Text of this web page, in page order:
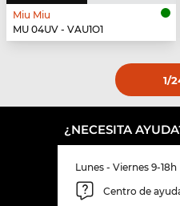
Miu Miu
MU 04UV - VAU1O1
1/
¿NECESITA
Lunes - Viernes 9-18h
Centro de